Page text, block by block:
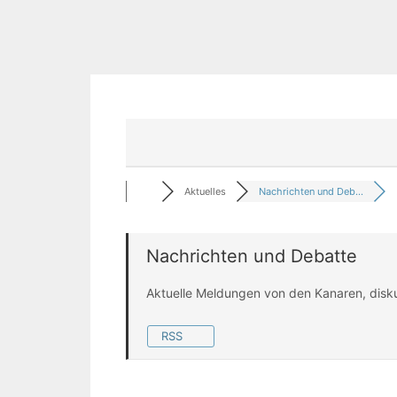
Aktuelles Nachrichten und Deb...
Nachrichten und Debatte
Aktuelle Meldungen von den Kanaren,
RSS